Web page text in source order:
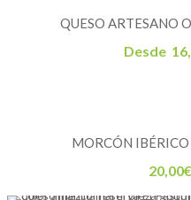
QUESO ARTESANO
Desde
MORCÓN
20,00€